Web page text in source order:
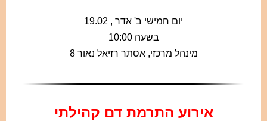
יום חמישי ב' אדר , 19.02
בשעה 10:00
מינהל מרכזי, אסתר רזיאל נאור 8
אירוע התרמת דם קהילתי